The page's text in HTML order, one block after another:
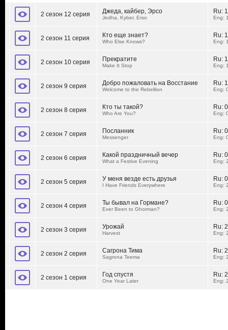
2 сезон 12 серия Джеда, кайбер, Эрсо
Jedha, Kyber, Erso
Ru:
Eng:
2 сезон 11 серия Кто еще знает?
Who Else Knows?
Ru:
Eng:
2 сезон 10 серия Прекратите
Make It Stop
Ru:
Eng:
2 сезон 9 серия Добро пожаловать на Восстание
Welcome to the Rebellion
Ru:
Eng:
2 сезон 8 серия Кто ты такой?
Who Are You?
Ru:
Eng:
2 сезон 7 серия Посланник
Messenger
Ru:
Eng:
2 сезон 6 серия Какой праздничный вечер
What a Festive Evening
Ru:
Eng:
2 сезон 5 серия У меня везде есть друзья
I Have Friends Everywhere
Ru:
Eng:
2 сезон 4 серия Ты бывал на Гормане?
Ever Been to Ghorman?
Ru:
Eng:
2 сезон 3 серия Урожай
Harvest
Ru:
Eng:
2 сезон 2 серия Сагрона Тима
Sagrona Teema
Ru:
Eng:
2 сезон 1 серия Год спустя
One Year Later
Ru:
Eng: